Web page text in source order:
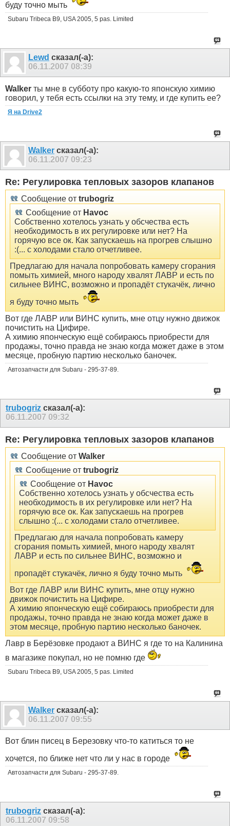
буду точно мыть
Subaru Tribeca B9, USA 2005, 5 pas. Limited
Lewd сказал(-а):
06.11.2007 08:39
Walker ты мне в субботу про какую-то японскую химию
говорил, у тебя есть ссылки на эту тему, и где купить ее?
Я на Drive2
Walker сказал(-а):
06.11.2007 09:23
Re: Регулировка тепловых зазоров клапанов
Сообщение от trubogriz
Сообщение от Havoc
Собственно хотелось узнать у обсчества есть
необходимость в их регулировке или нет? На
горячую все ок. Как запускаешь на прогрев слышно
:(... с холодами стало отчетливее.
Предлагаю для начала попробовать камеру сгорания
помыть химией, много народу хвалят ЛАВР и есть по
сильнее ВИНС, возможно и пропадёт стукачёк, лично
я буду точно мыть
Вот где ЛАВР или ВИНС купить, мне отцу нужно движок
почистить на Цифире.
А химию японческую ещё собираюсь приобрести для
продажы, точно правда не знаю когда может даже в этом
месяце, пробную партию несколько баночек.
Автозапчасти для Subaru - 295-37-89.
trubogriz сказал(-а):
06.11.2007 09:32
Re: Регулировка тепловых зазоров клапанов
Сообщение от Walker
Сообщение от trubogriz
Сообщение от Havoc
Собственно хотелось узнать у обсчества есть
необходимость в их регулировке или нет? На
горячую все ок. Как запускаешь на прогрев
слышно :(... с холодами стало отчетливее.
Предлагаю для начала попробовать камеру
сгорания помыть химией, много народу хвалят
ЛАВР и есть по сильнее ВИНС, возможно и
пропадёт стукачёк, лично я буду точно мыть
Вот где ЛАВР или ВИНС купить, мне отцу нужно
движок почистить на Цифире.
А химию японческую ещё собираюсь приобрести для
продажы, точно правда не знаю когда может даже в
этом месяце, пробную партию несколько баночек.
Лавр в Берёзовке продают а ВИНС я где то на Калинина
в магазике покупал, но не помню где
Subaru Tribeca B9, USA 2005, 5 pas. Limited
Walker сказал(-а):
06.11.2007 09:55
Вот блин писец в Березовку что-то катиться то не
хочется, по ближе нет что ли у нас в городе
Автозапчасти для Subaru - 295-37-89.
trubogriz сказал(-а):
06.11.2007 09:58